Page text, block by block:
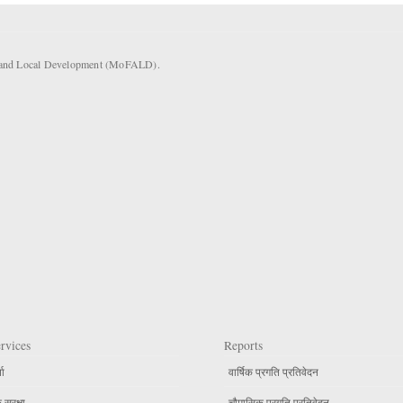
Local Development (MoFALD).
Reports
वार्षिक प्रगति प्रतिवेदन